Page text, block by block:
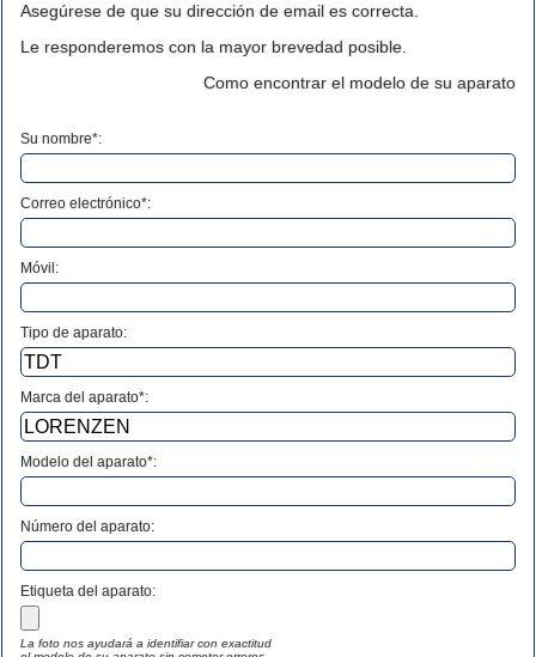
Asegúrese de que su dirección de email es correcta.
Le responderemos con la mayor brevedad posible.
Como encontrar el modelo de su aparato
Su nombre*:
Correo electrónico*:
Móvil:
Tipo de aparato:
Marca del aparato*:
Modelo del aparato*:
Número del aparato:
Etiqueta del aparato:
La foto nos ayudará a identifiar con exactitud